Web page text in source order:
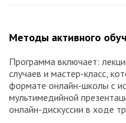
Методы активного
Программа включает:
случаев и мастер-класс,
формате онлайн-школы с
мультимедийной
онлайн-дискуссии в ходе